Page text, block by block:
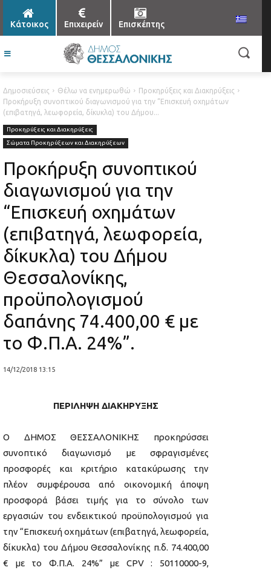
Κάτοικος Επιχειρείν Επισκέπτης
Δημοσιεύσεις Θέλω να ενημερωθώ
Προκηρύξεις και Διακηρύξεις
Προκήρυξη συνοπτικού διαγωνισμού για την “Επισκευή οχημάτων
(επιβατηγά, λεωφορεία, δίκυκλα) του Δήμου...
Προκηρύξεις και Διακηρύξεις
Σώματα Προκηρύξεων και Διακηρύξεων
Προκήρυξη συνοπτικού
διαγωνισμού για την
“Επισκευή οχημάτων
(επιβατηγά, λεωφορεία,
δίκυκλα) του Δήμου
Θεσσαλονίκης,
προϋπολογισμού
δαπάνης 74.400,00 € με
το Φ.Π.Α. 24%”.
14/12/2018 13:15
ΠΕΡΙΛΗΨΗ ΔΙΑΚΗΡΥΞΗΣ
Ο ΔΗΜΟΣ ΘΕΣΣΑΛΟΝΙΚΗΣ προκηρύσσει
συνοπτικό διαγωνισμό με σφραγισμένες
προσφορές και κριτήριο κατακύρωσης την
πλέον συμφέρουσα από οικονομική άποψη
προσφορά βάσει τιμής για το σύνολο των
εργασιών του ενδεικτικού προϋπολογισμού για
την “Επισκευή οχημάτων (επιβατηγά, λεωφορεία,
δίκυκλα) του Δήμου Θεσσαλονίκης π.δ. 74.400,00
€ με το Φ.Π.Α. 24%” με CPV : 50110000-9,